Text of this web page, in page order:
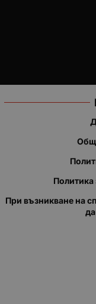
Политика
При възникване на